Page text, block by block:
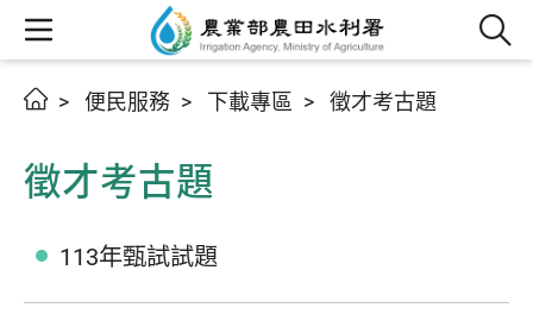
便民服務 下載專區 徵才考古題
徵才考古題
113年甄試試題